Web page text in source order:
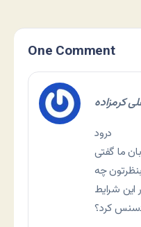
One Comment
کرمزاده
درود
چه
شرایط
کرد؟